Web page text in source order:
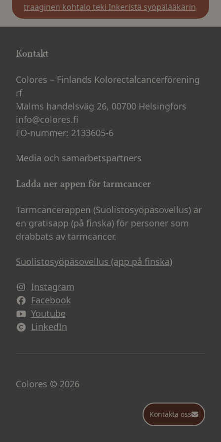
traaginen kohtalo teki Inkeristä syöpälääkärin
Kontakt
Colores – Finlands Kolorectalcancerförening
rf
Malms handelsväg 26, 00700 Helsingfors
info@colores.fi
FO-nummer: 2133605-6
Media och samarbetspartners
Ladda ner appen för tarmcancer
Tarmcancerappen (Suolistosyöpäsovellus) är
en gratisapp (på finska) för personer som
drabbats av tarmcancer.
Suolistosyöpäsovellus (app på finska)
Instagram
Facebook
Youtube
LinkedIn
Colores © 2026
Kontakta oss
Kontakta oss